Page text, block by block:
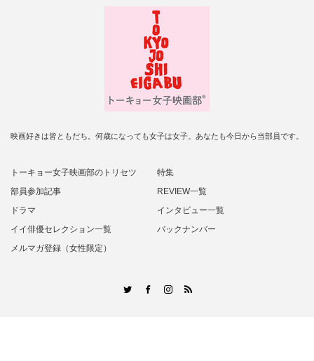
映画好きは皆ともだち。何歳になっても女子は女子。あなたも今日から当部員です。
トーキョー女子映画部のトリセツ
特集
部員参加記事
REVIEW一覧
ドラマ
インタビュー一覧
イイ俳優セレクション一覧
バックナンバー
メルマガ登録（女性限定）
TwitterFacebookInstagram
RSS